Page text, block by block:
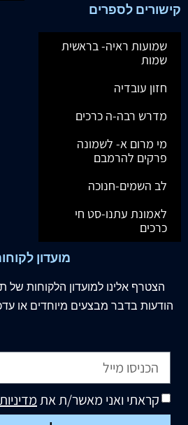
קישורים לספרים
שמועות ראיה- בראשית
שמות
חזון עובדיה
מדרש רבה-ה כרכים
מי מרום א- לשמונה
פרקים להרמבם
לב השמים-חנוכה
לאמונת עתנו-סט חי
כרכים
מועדון
הצטרף אלינו למועדון הלקוחות של
הודעות בדבר מבצעים מיוחדים או
קראתי ואני מאשר/ת את